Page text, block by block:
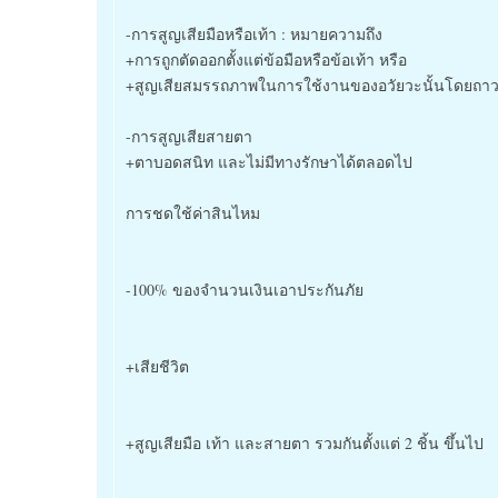
-การสูญเสียมือหรือเท้า : หมายความถึง
+การถูกตัดออกตั้งแต่ข้อมือหรือข้อเท้า หรือ
+สูญเสียสมรรถภาพในการใช้งานของอวัยวะนั้นโดยถา
-การสูญเสียสายตา
+ตาบอดสนิท และไม่มีทางรักษาได้ตลอดไป
การชดใช้ค่าสินไหม
-100% ของจำนวนเงินเอาประกันภัย
+เสียชีวิต
+สูญเสียมือ เท้า และสายตา รวมกันตั้งแต่ 2 ชิ้น ขึ้นไป